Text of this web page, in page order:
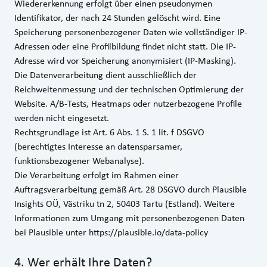
Wiedererkennung erfolgt über einen pseudonymen
Identifikator, der nach 24 Stunden gelöscht wird. Eine
Speicherung personenbezogener Daten wie vollständiger IP-
Adressen oder eine Profilbildung findet nicht statt. Die IP-
Adresse wird vor Speicherung anonymisiert (IP-Masking).
Die Datenverarbeitung dient ausschließlich der
Reichweitenmessung und der technischen Optimierung der
Website. A/B-Tests, Heatmaps oder nutzerbezogene Profile
werden nicht eingesetzt.
Rechtsgrundlage ist Art. 6 Abs. 1 S. 1 lit. f DSGVO
(berechtigtes Interesse an datensparsamer,
funktionsbezogener Webanalyse).
Die Verarbeitung erfolgt im Rahmen einer
Auftragsverarbeitung gemäß Art. 28 DSGVO durch Plausible
Insights OÜ, Västriku tn 2, 50403 Tartu (Estland). Weitere
Informationen zum Umgang mit personenbezogenen Daten
bei Plausible unter https://plausible.io/data-policy
4. Wer erhält Ihre Daten?